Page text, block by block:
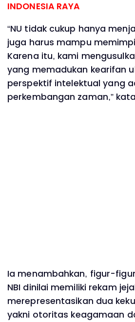
INDONESIA RAYA
“NU tidak cukup hanya
juga harus mampu
Karena itu, kami
yang memadukan kearifan
perspektif intelektual yang
perkembangan zaman,”
Ia menambahkan, figur-
NBI dinilai memiliki rekam
merepresentasikan dua
yakni otoritas keagamaan